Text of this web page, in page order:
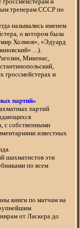
тренерам СССР по
назывались именем
о котором была
Холмов», «Эдуард
Микенас,
гроссмейстерах и
партий»
партий
с собственными
известных
шахматистов эти
по всем
книги по матчам на
от Ласкера до